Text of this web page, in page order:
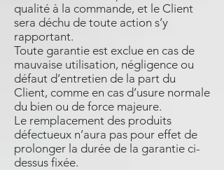
qualité à la commande, et le Client
sera déchu de toute action s’y
rapportant.
Toute garantie est exclue en cas de
mauvaise utilisation, négligence ou
défaut d’entretien de la part du
Client, comme en cas d’usure normale
du bien ou de force majeure.
Le remplacement des produits
défectueux n’aura pas pour effet de
prolonger la durée de la garantie ci-
dessus fixée.